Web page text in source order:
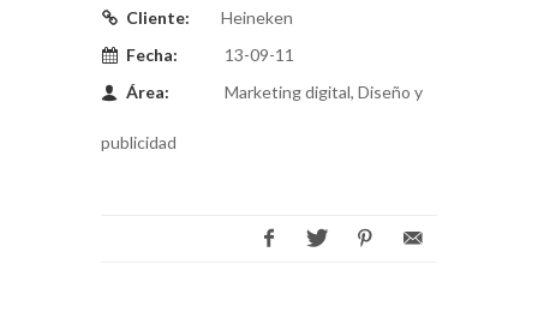
Cliente:
Heineken
Fecha:
13-09-11
Área:
Marketing digital, Diseño y
publicidad